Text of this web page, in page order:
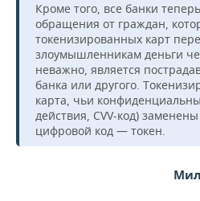
Кроме того, все банки
обращения от граждан,
токенизированных карт
злоумышленникам деньги
неважно, является
банка или другого.
карта, чьи
действия, CVV-код)
цифровой код — токен.